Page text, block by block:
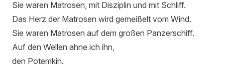
Sie waren Matrosen, mit Disziplin und mit Schliff.
Das Herz der Matrosen wird gemeißelt vom Wind.
Sie waren Matrosen auf dem großen Panzerschiff.
Auf den Wellen ahne ich ihn,
den Potemkin.